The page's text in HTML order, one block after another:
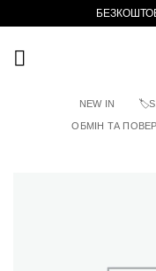
NEW IN
ОБМІН ТА